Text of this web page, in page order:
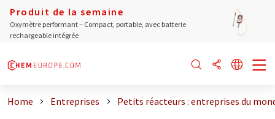
Produit de la semaine
Oxymètre performant – Compact, portable, avec batterie
rechargeable intégrée
Home Entreprises Petits réacteurs : entreprises du